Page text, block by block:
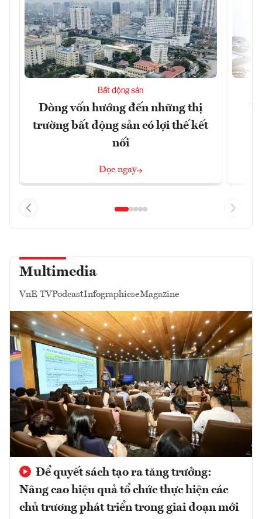
Bất động sản
Dòng vốn hướng đến những thị
trường bất động sản có lợi thế kết
nối
Đọc ngay
Multimedia
VnE TVPodcastInfographicseMagazine
Để quyết sách tạo ra tăng trưởng:
Nâng cao hiệu quả tổ chức thực hiện các
chủ trương phát triển trong giai đoạn mới